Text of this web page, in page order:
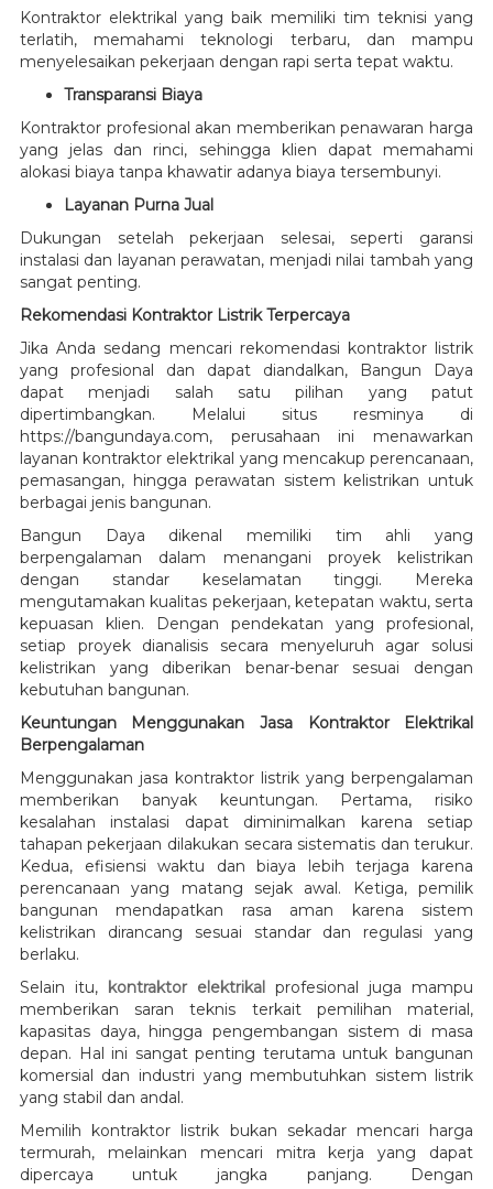
Kontraktor elektrikal yang baik memiliki tim teknisi yang
terlatih, memahami teknologi terbaru, dan mampu
menyelesaikan pekerjaan dengan rapi serta tepat waktu.
Transparansi Biaya
Kontraktor profesional akan memberikan penawaran harga
yang jelas dan rinci, sehingga klien dapat memahami
alokasi biaya tanpa khawatir adanya biaya tersembunyi.
Layanan Purna Jual
Dukungan setelah pekerjaan selesai, seperti garansi
instalasi dan layanan perawatan, menjadi nilai tambah yang
sangat penting.
Rekomendasi Kontraktor Listrik Terpercaya
Jika Anda sedang mencari rekomendasi kontraktor listrik
yang profesional dan dapat diandalkan, Bangun Daya
dapat menjadi salah satu pilihan yang patut
dipertimbangkan. Melalui situs resminya di
https://bangundaya.com, perusahaan ini menawarkan
layanan kontraktor elektrikal yang mencakup perencanaan,
pemasangan, hingga perawatan sistem kelistrikan untuk
berbagai jenis bangunan.
Bangun Daya dikenal memiliki tim ahli yang
berpengalaman dalam menangani proyek kelistrikan
dengan standar keselamatan tinggi. Mereka
mengutamakan kualitas pekerjaan, ketepatan waktu, serta
kepuasan klien. Dengan pendekatan yang profesional,
setiap proyek dianalisis secara menyeluruh agar solusi
kelistrikan yang diberikan benar-benar sesuai dengan
kebutuhan bangunan.
Keuntungan Menggunakan Jasa Kontraktor Elektrikal
Berpengalaman
Menggunakan jasa kontraktor listrik yang berpengalaman
memberikan banyak keuntungan. Pertama, risiko
kesalahan instalasi dapat diminimalkan karena setiap
tahapan pekerjaan dilakukan secara sistematis dan terukur.
Kedua, efisiensi waktu dan biaya lebih terjaga karena
perencanaan yang matang sejak awal. Ketiga, pemilik
bangunan mendapatkan rasa aman karena sistem
kelistrikan dirancang sesuai standar dan regulasi yang
berlaku.
Selain itu, kontraktor elektrikal profesional juga mampu
memberikan saran teknis terkait pemilihan material,
kapasitas daya, hingga pengembangan sistem di masa
depan. Hal ini sangat penting terutama untuk bangunan
komersial dan industri yang membutuhkan sistem listrik
yang stabil dan andal.
Memilih kontraktor listrik bukan sekadar mencari harga
termurah, melainkan mencari mitra kerja yang dapat
dipercaya untuk jangka panjang. Dengan